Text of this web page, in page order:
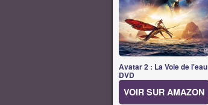
Avatar 2 : La Voie de l'eau
DVD
VOIR SUR AMAZON